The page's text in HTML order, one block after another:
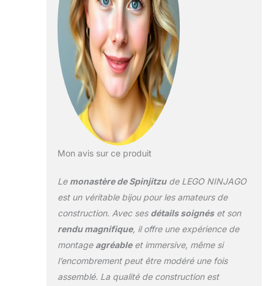
une station
d'entraînement «
coupe de fruits ».
Ce jouet LEGO
Ninjago comprend
les 4 armes dorées
de collection des
guerriers ninja :
l'épée de feu de Kai,
les Nunchucks de
Jay de la foudre, la
tremblements de
Shurikens de glace
de Zane Cet
ensemble de ninja
comprend 8
figurines Lego
Ninjago : Wu, Jay,
Nya, Zane, Cole,
Lloyd, Kai et
Mon avis sur ce produit
Le monastère de Spinjitzude LEGO NINJAGO
est un véritable bijou pour les amateurs de
construction. Avec ses détails soignéset son
rendu magnifique, il offre une expérience de
montage agréableet immersive, même si
l’encombrement peut être modéré une fois
assemblé. La qualité de construction est